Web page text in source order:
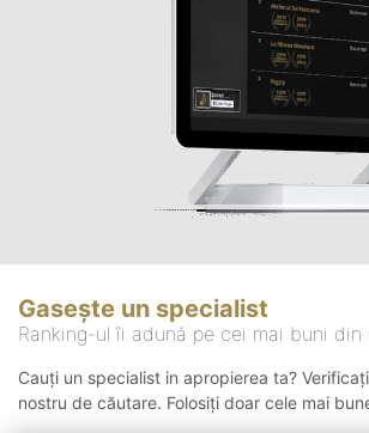
Gasește un specialist
Ranking-ul îi adună pe cei mai buni din
Cauți un specialist in apropierea ta?
nostru de căutare. Folosiți doar cele mai